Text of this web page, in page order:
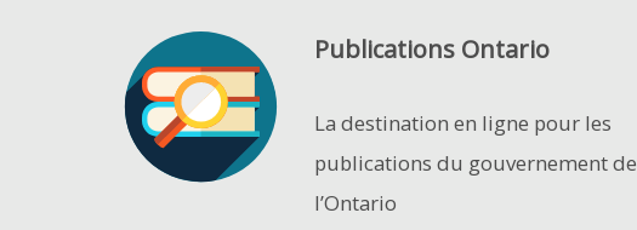
Publications Ontario
La destination en ligne pour les
publications du gouvernement de
l’Ontario